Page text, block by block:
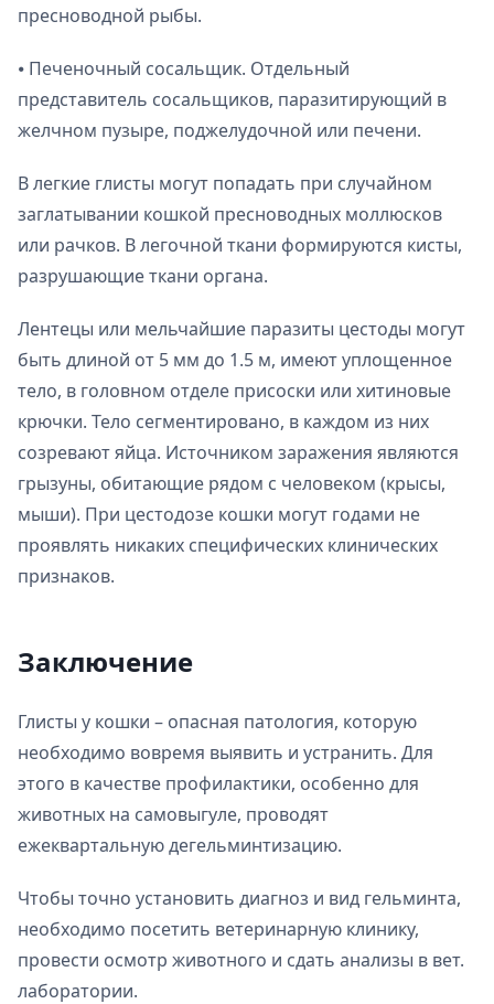
пресноводной рыбы.
⦁ Печеночный сосальщик. Отдельный
представитель сосальщиков, паразитирующий в
желчном пузыре, поджелудочной или печени.
В легкие глисты могут попадать при случайном
заглатывании кошкой пресноводных моллюсков
или рачков. В легочной ткани формируются кисты,
разрушающие ткани органа.
Лентецы или мельчайшие паразиты цестоды могут
быть длиной от 5 мм до 1.5 м, имеют уплощенное
тело, в головном отделе присоски или хитиновые
крючки. Тело сегментировано, в каждом из них
созревают яйца. Источником заражения являются
грызуны, обитающие рядом с человеком (крысы,
мыши). При цестодозе кошки могут годами не
проявлять никаких специфических клинических
признаков.
Заключение
Глисты у кошки – опасная патология, которую
необходимо вовремя выявить и устранить. Для
этого в качестве профилактики, особенно для
животных на самовыгуле, проводят
ежеквартальную дегельминтизацию.
Чтобы точно установить диагноз и вид гельминта,
необходимо посетить ветеринарную клинику,
провести осмотр животного и сдать анализы в вет.
лаборатории.